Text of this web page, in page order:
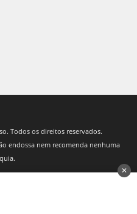
Todos os direitos reservados.
endossa nem recomenda nenhuma
✕